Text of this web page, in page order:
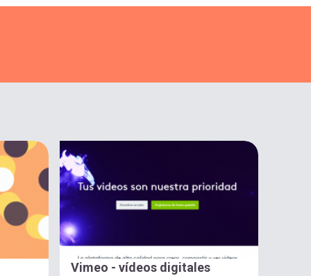
Vimeo - vídeos digitales